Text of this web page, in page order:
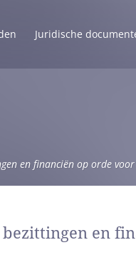
Juridische
en financiën op orde
en